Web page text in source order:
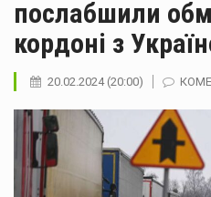
послабшили
кордоні з
20.02.2024 (20:00)